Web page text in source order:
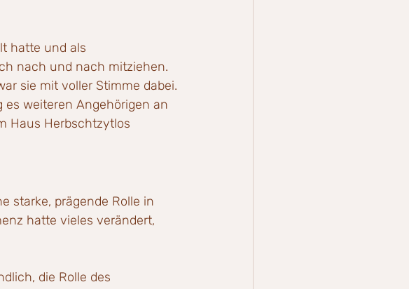
hatte und als
nach und nach mitziehen.
sie mit voller Stimme dabei.
weiteren Angehörigen an
Haus Herbschtzytlos
starke, prägende Rolle in
hatte vieles verändert,
die Rolle des